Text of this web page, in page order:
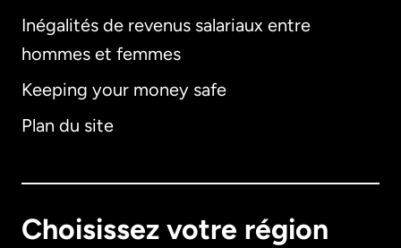
Inégalités de revenus salariaux entre
hommes et femmes
Keeping your money safe
Plan du site
Choisissez votre région
Allemagne